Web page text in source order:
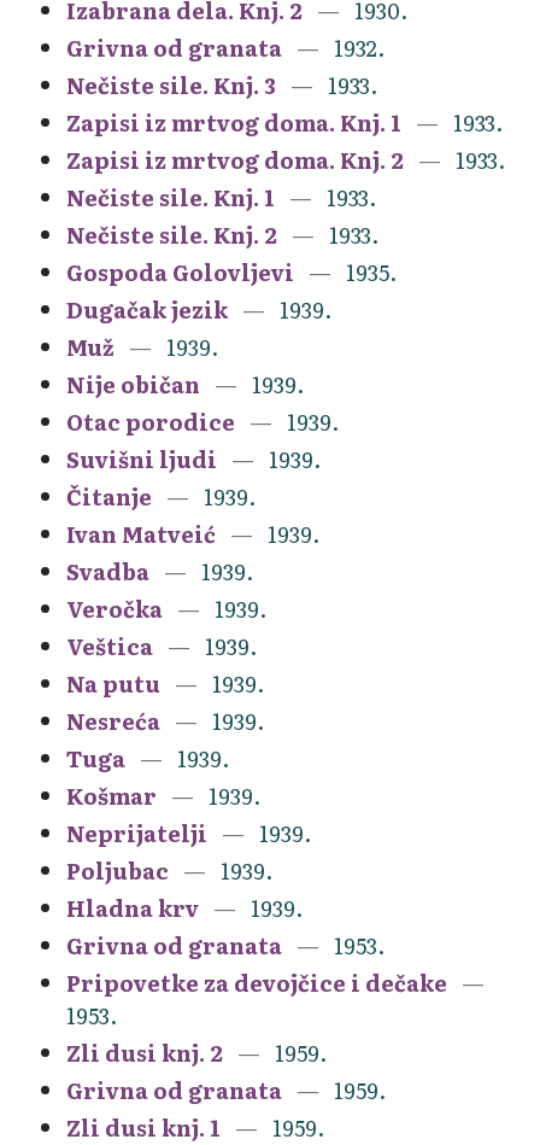
Izabrana dela. Knj. 2
1930.
Grivna od granata
1932.
Nečiste sile. Knj. 3
1933.
Zapisi iz mrtvog doma. Knj. 1
1933.
Zapisi iz mrtvog doma. Knj. 2
1933.
Nečiste sile. Knj. 1
1933.
Nečiste sile. Knj. 2
1933.
Gospoda Golovljevi
1935.
Dugačak jezik
1939.
Muž
1939.
Nije običan
1939.
Otac porodice
1939.
Suvišni ljudi
1939.
Čitanje
1939.
Ivan Matveić
1939.
Svadba
1939.
Veročka
1939.
Veštica
1939.
Na putu
1939.
Nesreća
1939.
Tuga
1939.
Košmar
1939.
Neprijatelji
1939.
Poljubac
1939.
Hladna krv
1939.
Grivna od granata
1953.
Pripovetke za devojčice i dečake
1953.
Zli dusi knj. 2
1959.
Grivna od granata
1959.
Zli dusi knj. 1
1959.